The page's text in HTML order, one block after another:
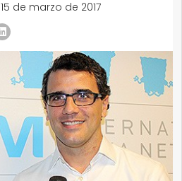
15 de marzo de 2017